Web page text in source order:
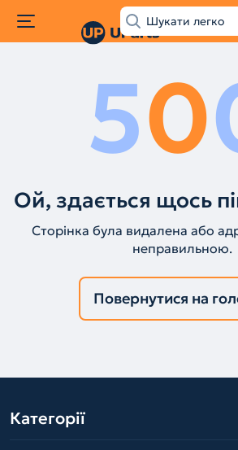
50
Ой, здається щось
Сторінка була видалена або
неправильною.
Повернутися на
Категорії